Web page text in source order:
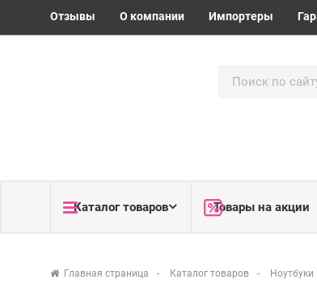
Отзывы О компании Импортеры
Каталог товаров Товары на акции
Главная страница Каталог товаров Ноутбуки